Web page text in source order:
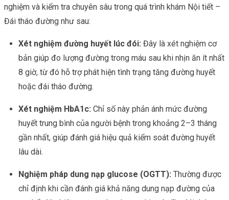
nghiệm và kiểm tra chuyên sâu trong quá trình khám Nội tiết –
Đái tháo đường như sau:
Xét nghiệm đường huyết lúc đói: Đây là xét nghiệm cơ
bản giúp đo lượng đường trong máu sau khi nhịn ăn ít nhất
8 giờ, từ đó hỗ trợ phát hiện tình trạng tăng đường huyết
hoặc đái tháo đường.
Xét nghiệm HbA1c: Chỉ số này phản ánh mức đường
huyết trung bình của người bệnh trong khoảng 2–3 tháng
gần nhất, giúp đánh giá hiệu quả kiểm soát đường huyết
lâu dài.
Nghiệm pháp dung nạp glucose (OGTT): Thường được
chỉ định khi cần đánh giá khả năng dung nạp đường của